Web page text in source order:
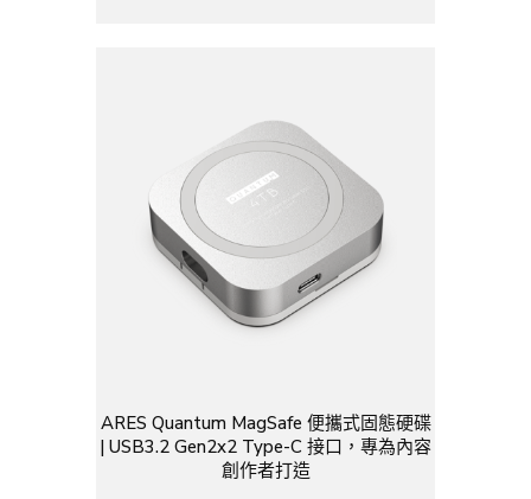
ARES Quantum MagSafe 便攜式固態硬碟
| USB3.2 Gen2x2 Type-C 接口，專為內容
創作者打造